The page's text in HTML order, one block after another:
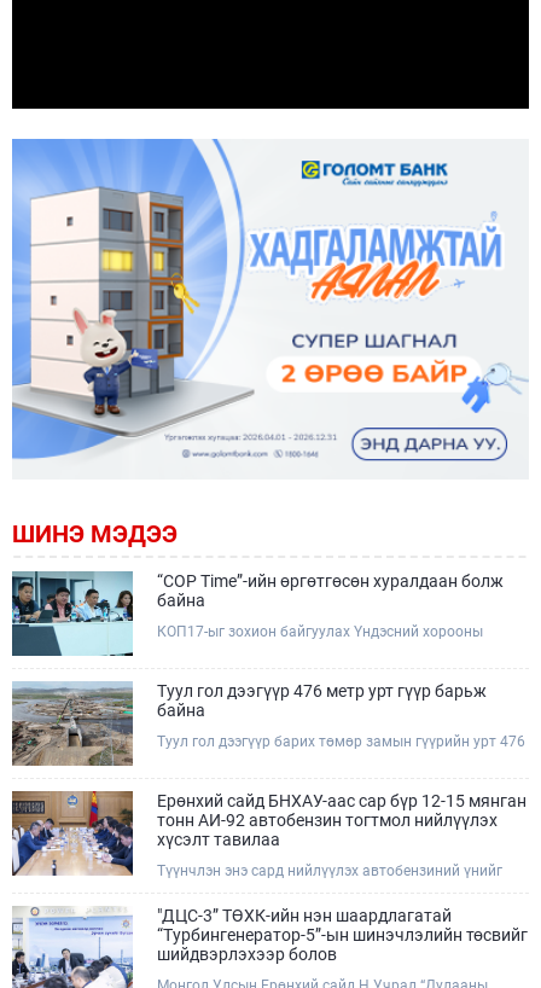
ШИНЭ МЭДЭЭ
“COP Time”-ийн өргөтгөсөн хуралдаан болж
байна
КОП17-ыг зохион байгуулах Үндэсний хорооны
дотоод хуралдааныг тогтмол зохион байгуулж ирсэн
билээ.Өнөөдөр “COP Time”-ийн сүүлийн хуралдааныг
бөгөөд үүнд Үндэсний хорооны дэргэдэх дэд
Туул гол дээгүүр 476 метр урт гүүр барьж
байна
Туул гол дээгүүр барих төмөр замын гүүрийн урт 476
хөдөлгөөнийг найдвартай, тасралтгүй нэвтрүүлэх
чухал байгууламж бөгөөд уг ажлыг "Очирням" ХХК,
"Тэргүүн саруул зам" ХХК, "Хотгорзам" ХХК зэрэг
Ерөнхий сайд БНХАУ-аас сар бүр 12-15 мянган
тонн АИ-92 автобензин тогтмол нийлүүлэх
хүсэлт тавилаа
Түүнчлэн энэ сард нийлүүлэх автобензиний үнийг
бууруулах боломжийг судлахыг хүслээ. Тэрбээр
Монгол Улсад үүсээд буй шатахууны нөхцөл байдлыг
шийдвэрлэхэд Иж бүрэн стратегийн түншлэл бүхий
БНХАУ-ын тал дэмжлэг үзүүлэх талаар БНХАУ-ын
"ДЦС-3” ТӨХК-ийн нэн шаардлагатай
“Турбингенератор-5”-ын шинэчлэлийн төсвийг
шийдвэрлэхээр болов